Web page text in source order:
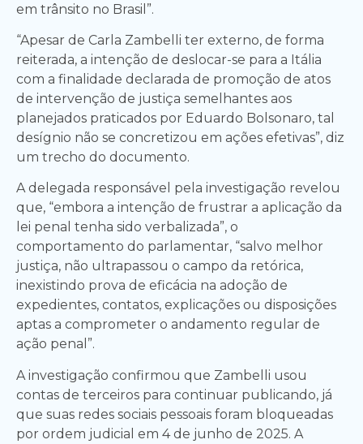
em trânsito no Brasil”.
“Apesar de Carla Zambelli ter externo, de forma
reiterada, a intenção de deslocar-se para a Itália
com a finalidade declarada de promoção de atos
de intervenção de justiça semelhantes aos
planejados praticados por Eduardo Bolsonaro, tal
desígnio não se concretizou em ações efetivas”, diz
um trecho do documento.
A delegada responsável pela investigação revelou
que, “embora a intenção de frustrar a aplicação da
lei penal tenha sido verbalizada”, o
comportamento do parlamentar, “salvo melhor
justiça, não ultrapassou o campo da retórica,
inexistindo prova de eficácia na adoção de
expedientes, contatos, explicações ou disposições
aptas a comprometer o andamento regular de
ação penal”.
A investigação confirmou que Zambelli usou
contas de terceiros para continuar publicando, já
que suas redes sociais pessoais foram bloqueadas
por ordem judicial em 4 de junho de 2025. A